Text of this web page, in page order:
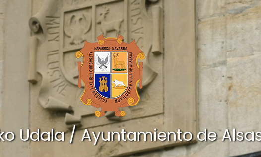
Udala / Ayuntamiento de